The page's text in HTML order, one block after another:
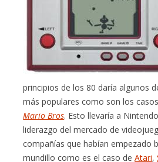
principios de los 80 daría algunos
más populares como son los
Mario Bros. Esto llevaría a
liderazgo del mercado de
compañías que habían empezado
mundillo como es el caso deAtari,